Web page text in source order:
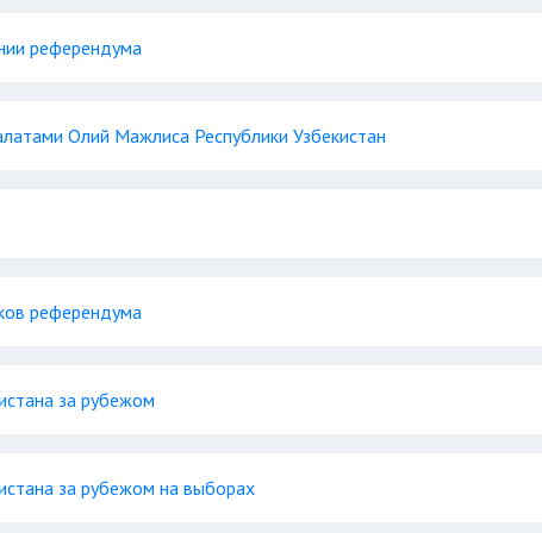
референдума
Олий Мажлиса Республики Узбекистан
референдума
за рубежом
за рубежом на выборах